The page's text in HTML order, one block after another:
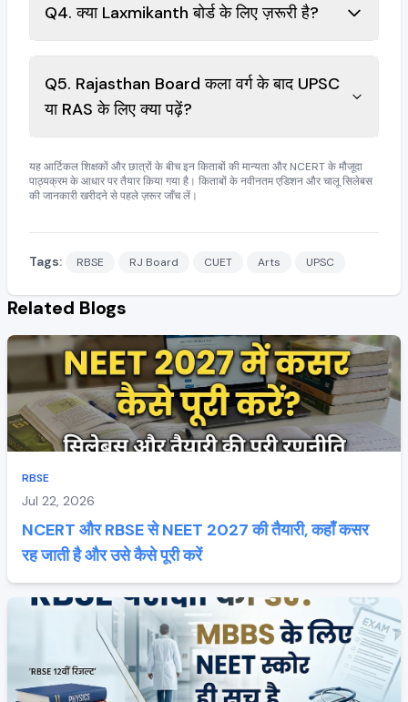
Q4. क्या Laxmikanth बोर्ड के लिए ज़रूरी है?
Q5. Rajasthan Board कला वर्ग के बाद UPSC
या RAS के लिए क्या पढ़ें?
यह आर्टिकल शिक्षकों और छात्रों के बीच इन किताबों की मान्यता और NCERT के मौजूदा
पाठ्यक्रम के आधार पर तैयार किया गया है। किताबों के नवीनतम एडिशन और चालू सिलेबस
की जानकारी खरीदने से पहले ज़रूर जाँच लें।
Tags: RBSE RJ Board CUET Arts UPSC
Related Blogs
RBSE
Jul 22, 2026
NCERT और RBSE से NEET 2027 की तैयारी, कहाँ कसर
रह जाती है और उसे कैसे पूरी करें